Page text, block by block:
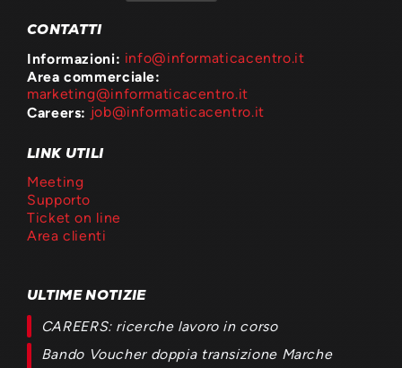
CONTATTI
Informazioni: info@informaticacentro.it
Area commerciale:
marketing@informaticacentro.it
Careers: job@informaticacentro.it
LINK UTILI
Meeting
Supporto
Ticket on line
Area clienti
ULTIME NOTIZIE
CAREERS: ricerche lavoro in corso
Bando Voucher doppia transizione Marche